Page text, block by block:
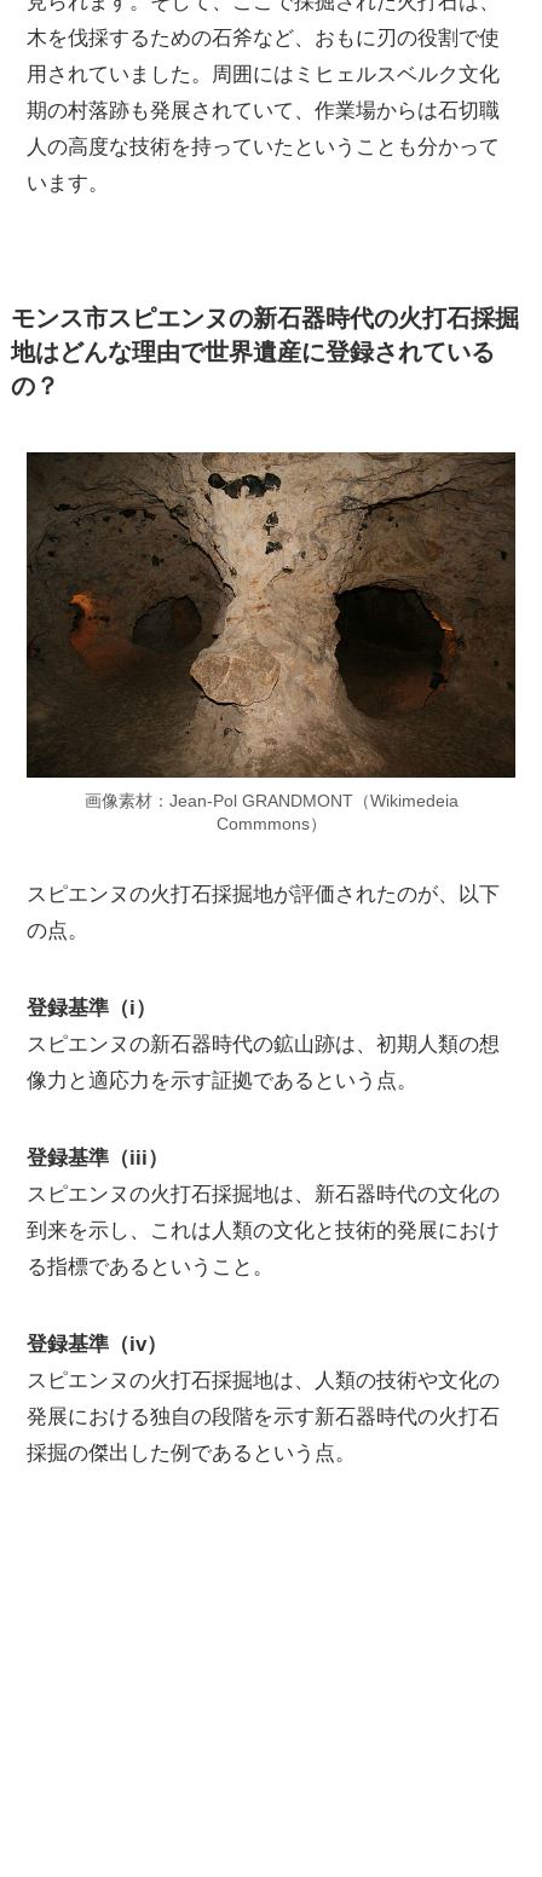
木を伐採するための石斧など、おもに刃の役割で使
用されていました。周囲にはミヒェルスベルク文化
期の村落跡も発展されていて、作業場からは石切職
人の高度な技術を持っていたということも分かって
います。
モンス市スピエンヌの新石器時代の火打石採掘
地はどんな理由で世界遺産に登録されている
の？
画像素材：Jean-Pol GRANDMONT（Wikimedeia
Commmons）
スピエンヌの火打石採掘地が評価されたのが、以下
の点。
登録基準（i）
スピエンヌの新石器時代の鉱山跡は、初期人類の想
像力と適応力を示す証拠であるという点。
登録基準（iii）
スピエンヌの火打石採掘地は、新石器時代の文化の
到来を示し、これは人類の文化と技術的発展におけ
る指標であるということ。
登録基準（iv）
スピエンヌの火打石採掘地は、人類の技術や文化の
発展における独自の段階を示す新石器時代の火打石
採掘の傑出した例であるという点。